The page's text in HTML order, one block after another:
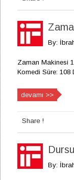
By:
Zaman Makinesi
Komedi Süre: 108
devamı >>
Share !
By: